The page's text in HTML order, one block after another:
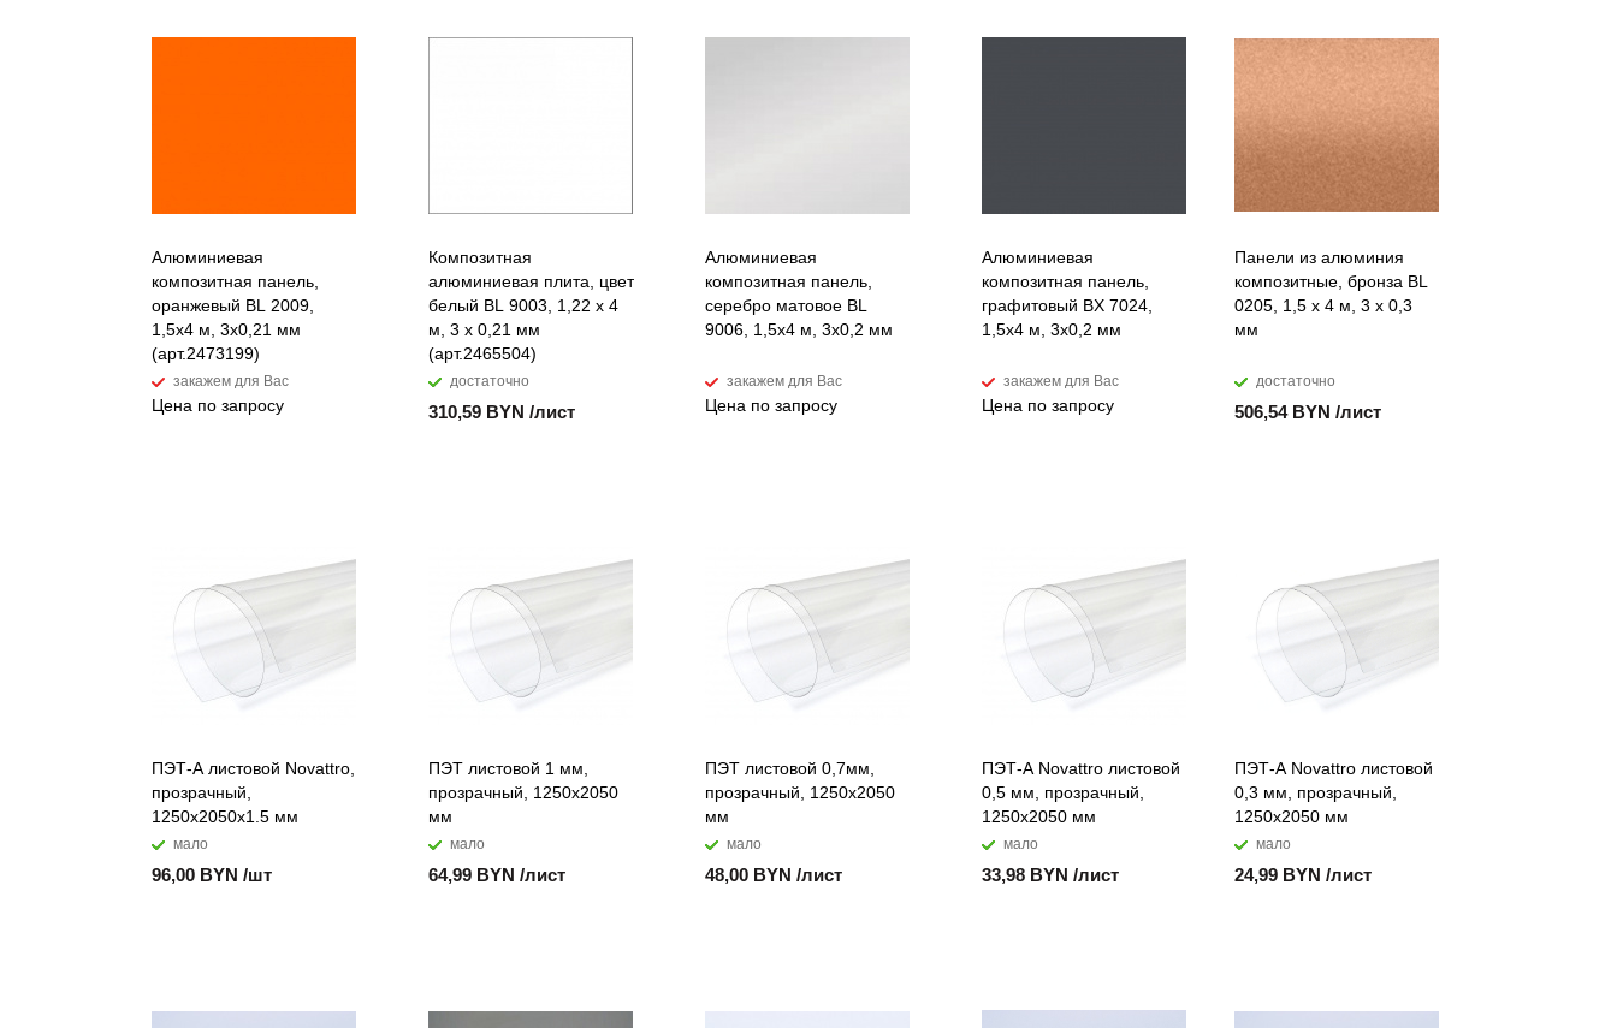
Алюминиевая
композитная панель,
оранжевый BL 2009,
1,5х4 м, 3х0,21 мм
(арт.2473199)
закажем для Вас
Цена по запросу
Композитная
алюминиевая плита, цвет
белый BL 9003, 1,22 х 4
м, 3 х 0,21 мм
(арт.2465504)
достаточно
310,59 BYN /лист
Алюминиевая
композитная панель,
серебро матовое BL
9006, 1,5х4 м, 3х0,2 мм
закажем для Вас
Цена по запросу
Алюминиевая
композитная панель,
графитовый BХ 7024,
1,5х4 м, 3х0,2 мм
закажем для Вас
Цена по запросу
Панели из алюминия
композитные, бронза BL
0205, 1,5 х 4 м, 3 х 0,3
мм
достаточно
506,54 BYN /лист
ПЭТ-А листовой Novattro,
прозрачный,
1250х2050x1.5 мм
мало
96,00 BYN /шт
ПЭТ листовой 1 мм,
прозрачный, 1250х2050
мм
мало
64,99 BYN /лист
ПЭТ листовой 0,7мм,
прозрачный, 1250х2050
мм
мало
48,00 BYN /лист
ПЭТ-А Novattro листовой
0,5 мм, прозрачный,
1250х2050 мм
мало
33,98 BYN /лист
ПЭТ-А Novattro листовой
0,3 мм, прозрачный,
1250х2050 мм
мало
24,99 BYN /лист